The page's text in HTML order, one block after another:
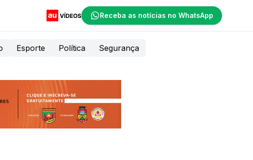
Receba as notícias no WhatsApp
Esporte Política Segurança